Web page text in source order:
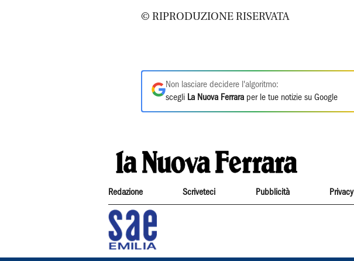
© RIPRODUZIONE RISERVATA
Non lasciare decidere l'algoritmo:
scegli La Nuova Ferrara per le tue notizie su Google
Redazione Scriveteci Pubblicità Privacy